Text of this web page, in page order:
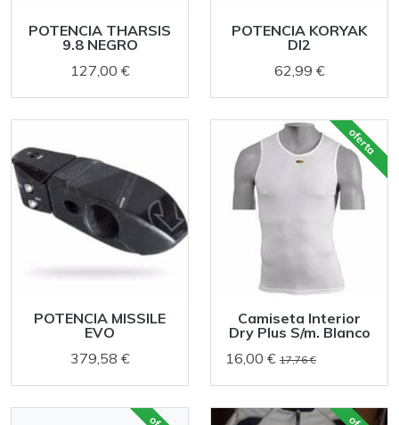
POTENCIA THARSIS
9.8 NEGRO
127,00 €
POTENCIA KORYAK
DI2
62,99 €
POTENCIA MISSILE
EVO
379,58 €
Camiseta Interior
Dry Plus S/m. Blanco
16,00 € 17,76 €
oferta